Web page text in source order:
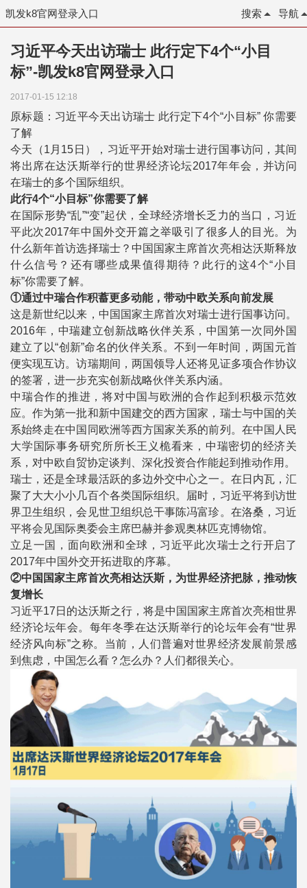
凯发k8官网登录入口 导航
搜索
习近平今天出访瑞士 此行定下4个“小目
标”-凯发k8官网登录入口
2017-01-15 12:18
原标题：习近平今天出访瑞士 此行定下4个“小目标” 你需要
了解
今天（1月15日），习近平开始对瑞士进行国事访问，其间
将出席在达沃斯举行的世界经济论坛2017年年会，并访问
在瑞士的多个国际组织。
此行4个“小目标”你需要了解
在国际形势“乱”“变”起伏，全球经济增长乏力的当口，习近
平此次2017年中国外交开篇之举吸引了很多人的目光。为
什么新年首访选择瑞士？中国国家主席首次亮相达沃斯释放
什么信号？还有哪些成果值得期待？此行的这4个“小目
标”你需要了解。
①通过中瑞合作积蓄更多动能，带动中欧关系向前发展
这是新世纪以来，中国国家主席首次对瑞士进行国事访问。
2016年，中瑞建立创新战略伙伴关系，中国第一次同外国
建立了以“创新”命名的伙伴关系。不到一年时间，两国元首
便实现互访。访瑞期间，两国领导人还将见证多项合作协议
的签署，进一步充实创新战略伙伴关系内涵。
中瑞合作的推进，将对中国与欧洲的合作起到积极示范效
应。作为第一批和新中国建交的西方国家，瑞士与中国的关
系始终走在中国同欧洲等西方国家关系的前列。在中国人民
大学国际事务研究所所长王义桅看来，中瑞密切的经济关
系，对中欧自贸协定谈判、深化投资合作能起到推动作用。
瑞士，还是全球最活跃的多边外交中心之一。在日内瓦，汇
聚了大大小小几百个各类国际组织。届时，习近平将到访世
界卫生组织，会见世卫组织总干事陈冯富珍。在洛桑，习近
平将会见国际奥委会主席巴赫并参观奥林匹克博物馆。
立足一国，面向欧洲和全球，习近平此次瑞士之行开启了
2017年中国外交开拓进取的序幕。
②中国国家主席首次亮相达沃斯，为世界经济把脉，推动恢
复增长
习近平17日的达沃斯之行，将是中国国家主席首次亮相世界
经济论坛年会。每年冬季在达沃斯举行的论坛年会有“世界
经济风向标”之称。当前，人们普遍对世界经济发展前景感
到焦虑，中国怎么看？怎么办？人们都很关心。